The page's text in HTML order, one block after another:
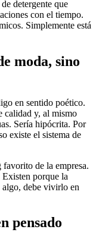
detergente que
con el tiempo.
Simplemente está
moda, sino
en sentido poético.
calidad y, al mismo
Sería hipócrita. Por
existe el sistema de
de la empresa.
Existen porque la
algo, debe vivirlo en
pensado